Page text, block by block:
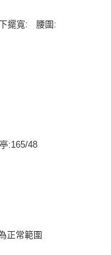
擺寬: 腰圍:
:165/48
正常範圍